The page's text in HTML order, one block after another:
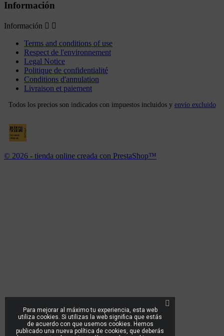
Información
Información  
Terms and conditions of use
Respect de l'environnement
Legal Notice
Politique de confidentialité
Conditions d'annulation
Livraison et paiement
Todos los precios son indicados con impuestos incluidos y envío excluido
© 2026 - tienda online creada con PrestaShop™
Para mejorar al máximo tu experiencia, esta web
utiliza cookies. Si utilizas la web significa que estás
de acuerdo con que usemos cookies. Hemos
publicado una nueva política de cookies, que deberás